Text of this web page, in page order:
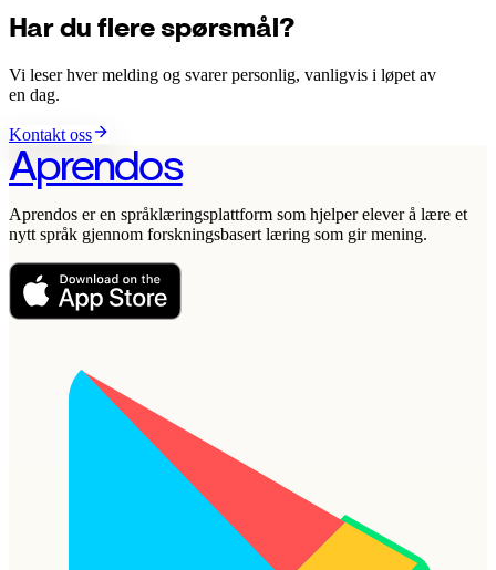
Har du flere spørsmål?
Vi leser hver melding og svarer personlig, vanligvis i løpet av
en dag.
Kontakt oss
Aprendos
Aprendos er en språklæringsplattform som hjelper elever å lære et
nytt språk gjennom forskningsbasert læring som gir mening.